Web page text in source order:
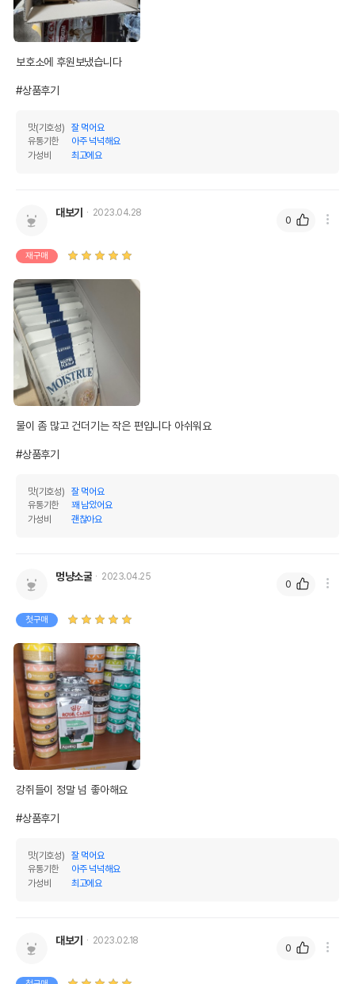
영양정보
70%
조지방
조섬유질
조회분
칼슘
인
오메가3
오메가6
수분
기타성분
정제수,닭가슴살,게맛살,고명지단,닭육수농축액,
보호소에 후원보냈습니다
#상품후기
맛(기호성)
잘 먹어요
유통기한
아주 넉넉해요
가성비
최고에요
대보기 2023.04.28
재구매
물이 좀 많고 건더기는 작은 편입니다 아쉬워요
#상품후기
맛(기호성)
잘 먹어요
유통기한
꽤 남았어요
가성비
괜찮아요
0
멍냥소굴 2023.04.25
첫구매
강쥐들이 정말 넘 좋아해요
#상품후기
맛(기호성)
잘 먹어요
유통기한
아주 넉넉해요
가성비
최고에요
0
대보기 2023.02.18
0